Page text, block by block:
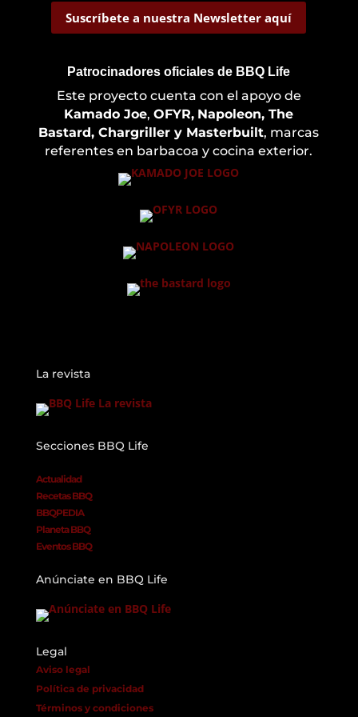
Suscríbete a nuestra Newsletter aquí
Patrocinadores oficiales de BBQ Life
Este proyecto cuenta con el apoyo de
Kamado Joe,OFYR, Napoleon, The
Bastard, Chargriller y Masterbuilt, marcas
referentes en barbacoa y cocina exterior.
La revista
Secciones BBQ Life
Actualidad
Recetas BBQ
BBQPEDIA
Planeta BBQ
Eventos BBQ
Anúnciate en BBQ Life
Legal
Aviso legal
Política de privacidad
Términos y condiciones